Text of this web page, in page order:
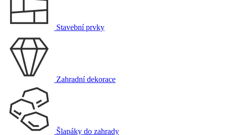
Stavební prvky
Zahradní dekorace
Šlapáky do zahrady